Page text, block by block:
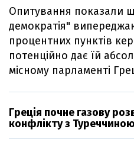
Опитування показали
демократія"
процентних пунктів
потенційно дає їй
місному парламенті
Греція почне газову
конфлікту з Туреччиною